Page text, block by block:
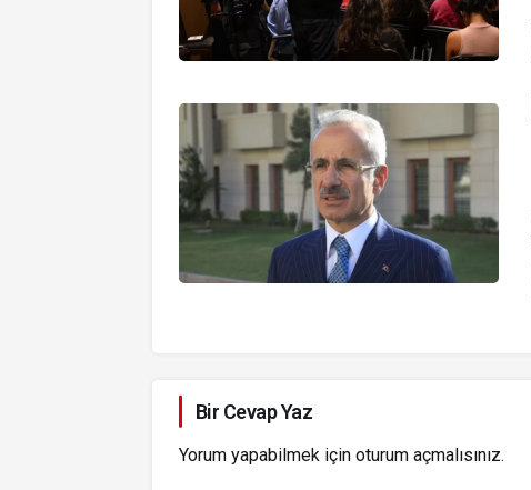
Bir Cevap Yaz
Yorum yapabilmek için oturum açmalısınız.